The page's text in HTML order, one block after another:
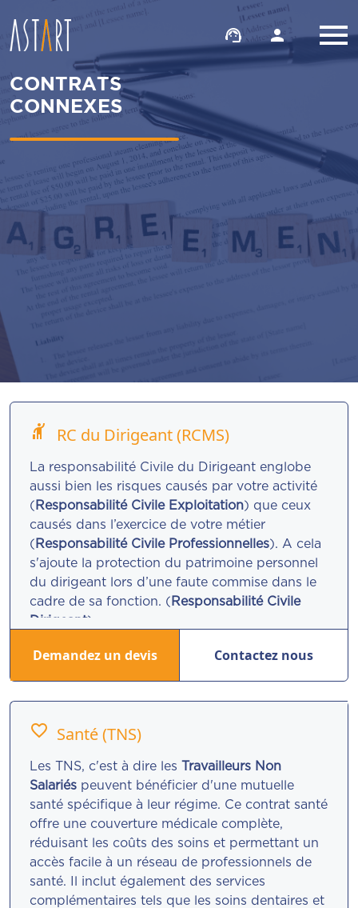
support_agent person
CONTRATS
CONNEXES
hail RC du Dirigeant (RCMS)
La responsabilité Civile du Dirigeant englobe
aussi bien les risques causés par votre activité
( Responsabilité Civile Exploitation) que ceux
causés dans l’exercice de votre métier
( Responsabilité Civile Professionnelles). A cela
s'ajoute la protection du patrimoine personnel
du dirigeant lors d’une faute commise dans le
cadre de sa fonction. ( Responsabilité Civile
Dirigeant).
Demandez un devis Contactez nous
favorite_border Santé (TNS)
Les TNS, c'est à dire les Travailleurs Non
Salariés peuvent bénéficier d'une mutuelle
santé spécifique à leur régime. Ce contrat santé
offre une couverture médicale complète,
réduisant les coûts des soins et permettant un
accès facile à un réseau de professionnels de
santé. Il inclut également des services
complémentaires tels que les soins dentaires et